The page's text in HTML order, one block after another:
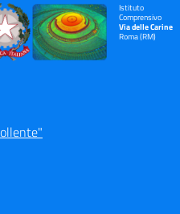
Istituto
Comprensivo
Via delle Carine
Roma (RM)